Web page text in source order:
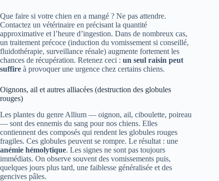
Que faire si votre chien en a mangé ? Ne pas attendre.
Contactez un vétérinaire en précisant la quantité
approximative et l’heure d’ingestion. Dans de nombreux cas,
un traitement précoce (induction du vomissement si conseillé,
fluidothérapie, surveillance rénale) augmente fortement les
chances de récupération. Retenez ceci : un seul raisin peut
suffire à provoquer une urgence chez certains chiens.
Oignons, ail et autres alliacées (destruction des globules
rouges)
Les plantes du genre Allium — oignon, ail, ciboulette, poireau
— sont des ennemis du sang pour nos chiens. Elles
contiennent des composés qui rendent les globules rouges
fragiles. Ces globules peuvent se rompre. Le résultat : une
anémie hémolytique. Les signes ne sont pas toujours
immédiats. On observe souvent des vomissements puis,
quelques jours plus tard, une faiblesse généralisée et des
gencives pâles.